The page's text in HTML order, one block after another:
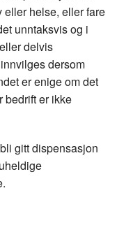
eller helse, eller fare
unntaksvis og i
delvis
dersom
er enige om det
bedrift er ikke
gitt dispensasjon